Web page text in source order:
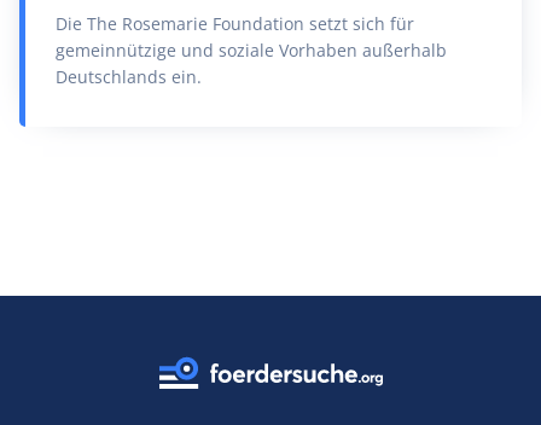
Die The Rosemarie Foundation setzt sich für
gemeinnützige und soziale Vorhaben außerhalb
Deutschlands ein.